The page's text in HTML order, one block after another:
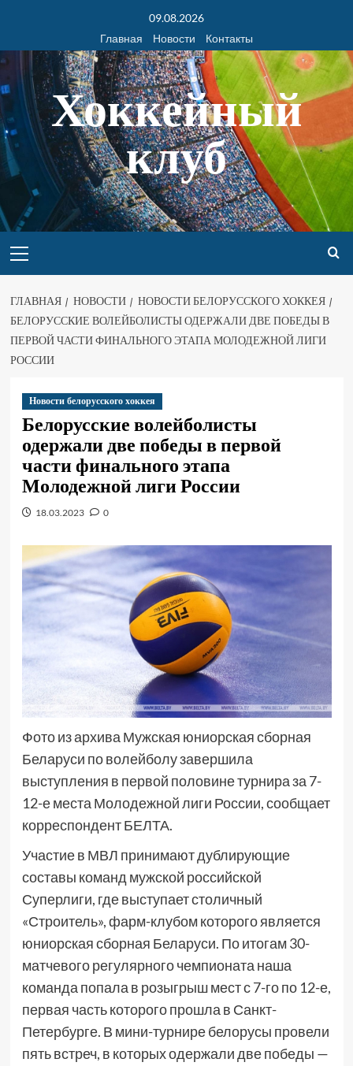
09.08.2026
Главная
Новости Контакты
Хоккейный
клуб
ГЛАВНАЯ НОВОСТИ
НОВОСТИ БЕЛОРУССКОГО ХОККЕЯ
БЕЛОРУССКИЕ ВОЛЕЙБОЛИСТЫ ОДЕРЖАЛИ ДВЕ ПОБЕДЫ В
ПЕРВОЙ ЧАСТИ ФИНАЛЬНОГО ЭТАПА МОЛОДЕЖНОЙ ЛИГИ
РОССИИ
Новости белорусского хоккея
Белорусские волейболисты
одержали две победы в первой
части финального этапа
Молодежной лиги России
18.03.2023 0
Фото из архива Мужская юниорская сборная
Беларуси по волейболу завершила
выступления в первой половине турнира за 7-
12-е места Молодежной лиги России, сообщает
корреспондент БЕЛТА.
Участие в МВЛ принимают дублирующие
составы команд мужской российской
Суперлиги, где выступает столичный
«Строитель», фарм-клубом которого является
юниорская сборная Беларуси. По итогам 30-
матчевого регулярного чемпионата наша
команда попала в розыгрыш мест с 7-го по 12-е,
первая часть которого прошла в Санкт-
Петербурге. В мини-турнире белорусы провели
пять встреч, в которых одержали две победы —